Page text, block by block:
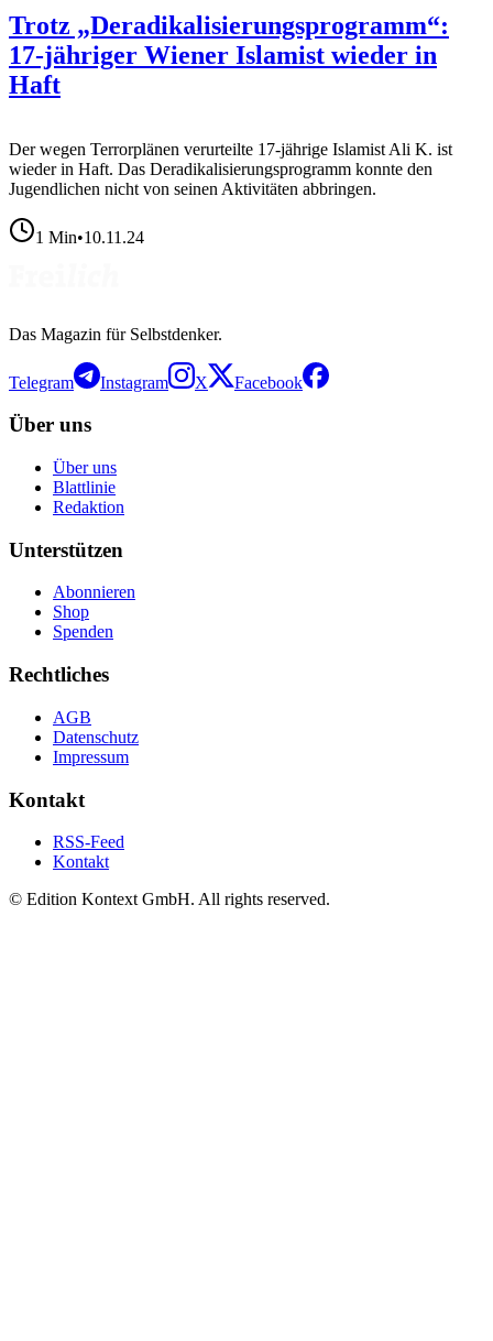
Trotz „Deradikalisierungsprogramm“:
17-jähriger Wiener Islamist wieder in
Haft
Der wegen Terrorplänen verurteilte 17-jährige Islamist Ali K. ist
wieder in Haft. Das Deradikalisierungsprogramm konnte den
Jugendlichen nicht von seinen Aktivitäten abbringen.
1 Min•10.11.24
Das Magazin für Selbstdenker.
Telegram Instagram X Facebook
Über uns
Über uns
Blattlinie
Redaktion
Unterstützen
Abonnieren
Shop
Spenden
Rechtliches
AGB
Datenschutz
Impressum
Kontakt
RSS-Feed
Kontakt
© Edition Kontext GmbH. All rights reserved.